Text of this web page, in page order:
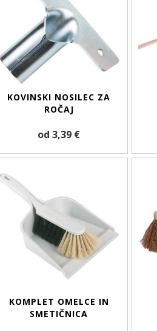
KOVINSKI NOSILEC ZA
ROČAJ
od 3,39 €
KOMPLET OMELCE IN
SMETIČNICA